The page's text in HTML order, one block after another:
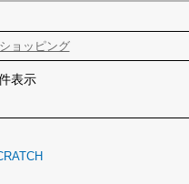
ョッピング
表示